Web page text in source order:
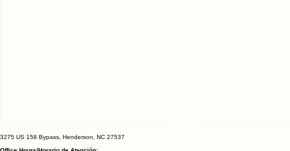
Thank you Tita and Welcome
3275 US 158 Bypass, Henderson, NC 27537